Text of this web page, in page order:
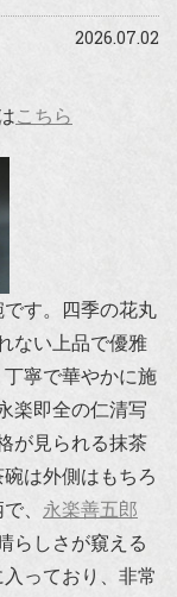
2026.07.02
こちら
す。四季の花丸
ない上品で優雅
寧で華やかに施
楽即全の仁清写
が見られる抹茶
は外側はもちろ
、 永楽善五郎
らしさが窺える
入っており、非常